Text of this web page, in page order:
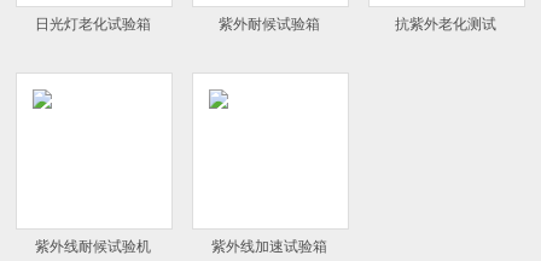
日光灯老化试验箱 紫外耐候试验箱 抗紫外老化测试
紫外线耐候试验机 紫外线加速试验箱